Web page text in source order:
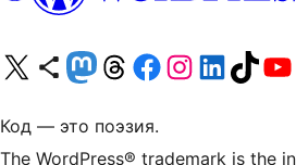
Посетите нас в X (ранее Twitter)
Посетите нашу учётную запись в Bluesky
Посетите нашу ленту в Mastodon
Посетите нашу учётную запись в Threads
Посетите нашу страницу на Facebook
Посетите наш Instagram
Посетите нашу страницу в LinkedIn
Посетите нашу учётную запись
Код — это поэзия.
The WordPress® trademark is the